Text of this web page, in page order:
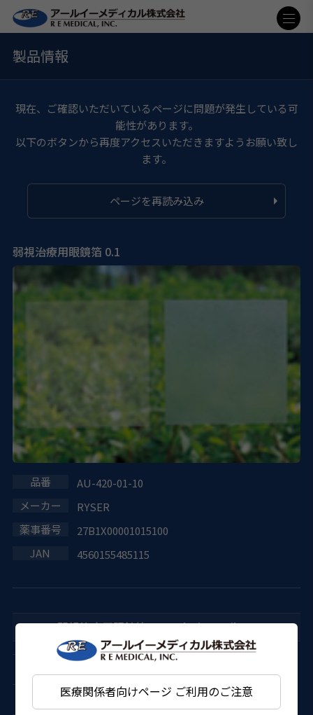
医療関係者向けページ ご利用のご注意
製品情報
現在、ご確認いただいているページに問題が発生している可
能性があります。
以下のボタンから再度アクセスいただきますようお願い致し
ます。
ページを再読み込み
弱視治療用眼鏡箔 0.1
AU-420-01-10
RYSER
27B1X00001015100
4560155485115
弱視治療用眼鏡箔 ～ Occlusion Foils ～
AU-420-00-10 Voll（完全遮へい）